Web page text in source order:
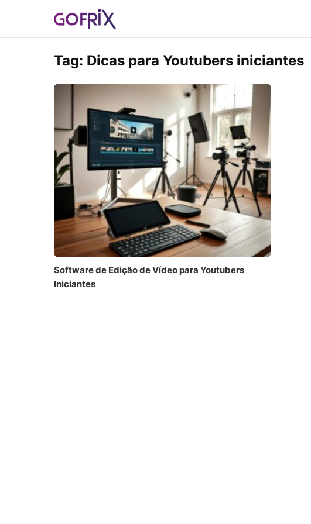
Tag: Dicas para Youtubers iniciantes
Software de Edição de Vídeo para Youtubers
Iniciantes